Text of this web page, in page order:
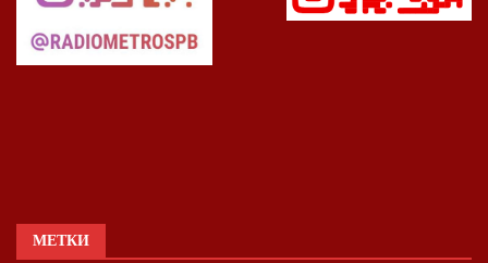
МЕТКИ